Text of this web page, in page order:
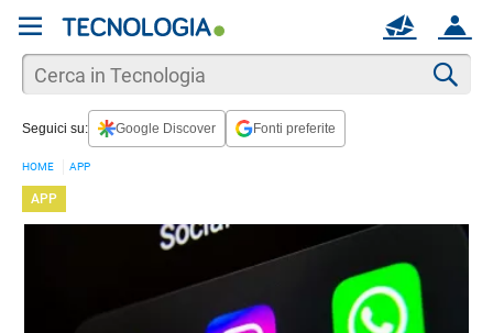
ACCOUNT
MAIL
Seguici su: Google Discover Fonti preferite
HOME APP
APP